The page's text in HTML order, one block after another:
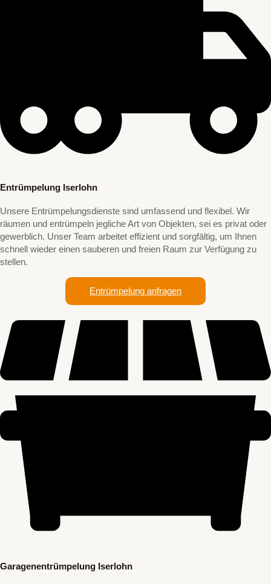
Entrümpelung Iserlohn
Unsere Entrümpelungsdienste sind umfassend und flexibel. Wir
räumen und entrümpeln jegliche Art von Objekten, sei es privat oder
gewerblich. Unser Team arbeitet effizient und sorgfältig, um Ihnen
schnell wieder einen sauberen und freien Raum zur Verfügung zu
stellen.
Entrümpelung anfragen
Garagenentrümpelung Iserlohn